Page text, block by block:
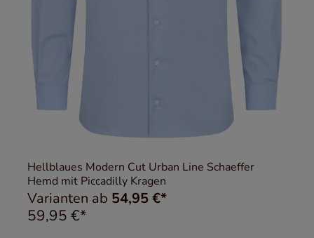
Hellblaues Modern Cut Urban Line Schaeffer
Hemd mit Piccadilly Kragen
Varianten ab 54,95 €*
59,95 €*